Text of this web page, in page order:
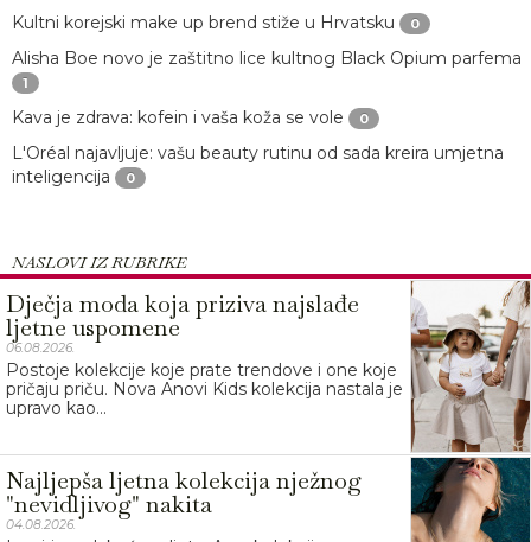
Kultni korejski make up brend stiže u Hrvatsku 0
Alisha Boe novo je zaštitno lice kultnog Black Opium parfema
1
Kava je zdrava: kofein i vaša koža se vole 0
L'Oréal najavljuje: vašu beauty rutinu od sada kreira umjetna
inteligencija
0
NASLOVI IZ RUBRIKE
Dječja moda koja priziva najslađe
ljetne uspomene
06.08.2026.
Postoje kolekcije koje prate trendove i one koje
pričaju priču. Nova Anovi Kids kolekcija nastala je
upravo kao...
Najljepša ljetna kolekcija nježnog
"nevidljivog" nakita
04.08.2026.